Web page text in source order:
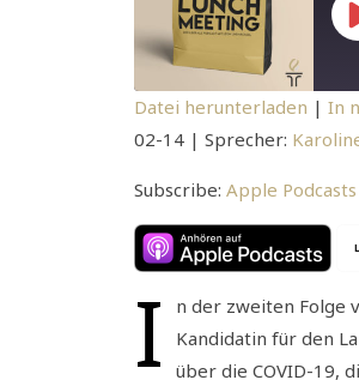
Apple Podcasts
RSS FEED
SHARE
LINK
EMBED
Datei herunterladen | In
02-14 | Sprecher:
Subscribe: Apple Podcasts
I
n der zweiten Folge
Kandidatin für den
über die COVID-19,